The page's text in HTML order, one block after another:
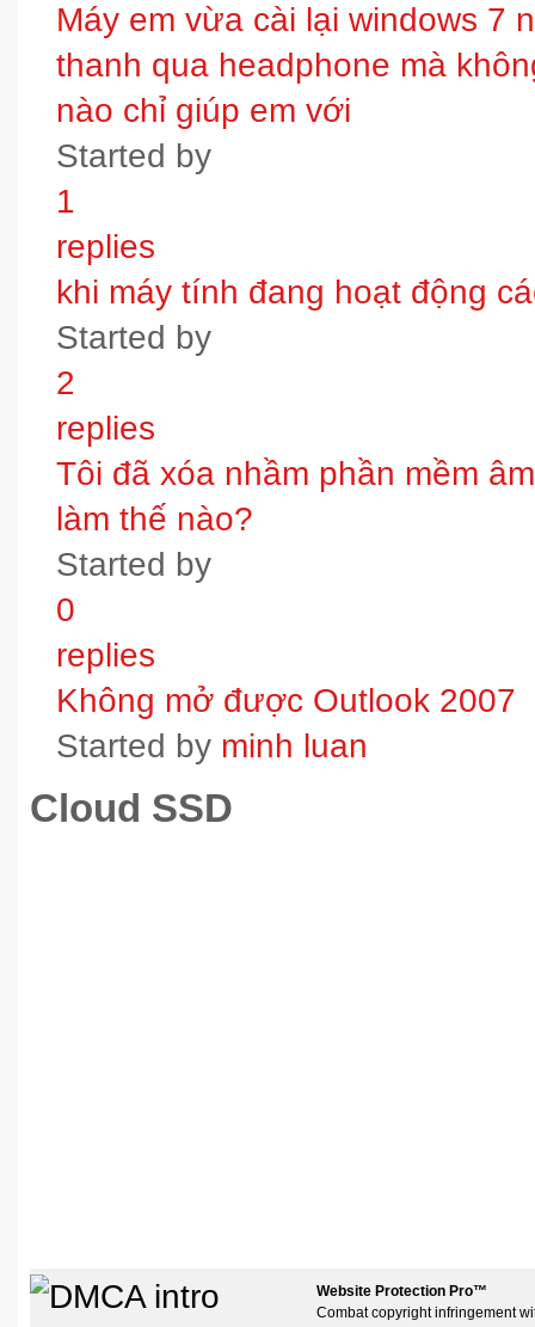
Máy em vừa cài lại windows 7
thanh qua headphone mà
nào chỉ giúp em với
Started by
1
replies
khi máy tính đang hoạt động
Started by
2
replies
Tôi đã xóa nhầm phần mềm
làm thế nào?
Started by
0
replies
Không mở được Outlook 2007
Started by minh luan
Cloud SSD
Website Protection Pro™
Combat copyright infringement